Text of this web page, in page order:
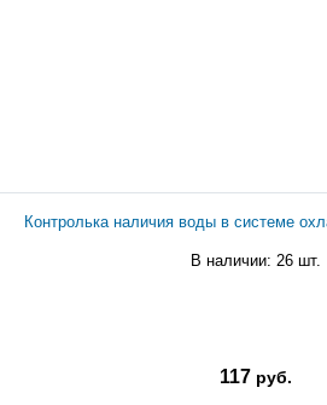
Контролька наличия воды в системе
В наличии: 26 шт.
117 руб.